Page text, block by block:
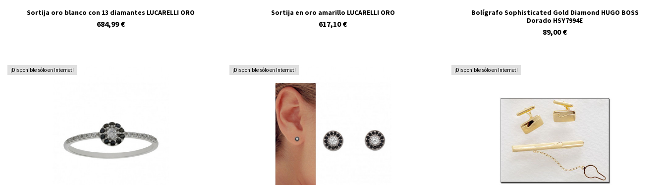
Sortija oro blanco con 13 diamantes LUCARELLI ORO
684,99 €
Sortija en oro amarillo LUCARELLI ORO
617,10 €
Bolígrafo Sophisticated Gold Diamond HUGO BOSS
Dorado HSY7994E
89,00 €
¡Disponible sólo en Internet! ¡Disponible sólo en Internet! ¡Disponible sólo en Internet!